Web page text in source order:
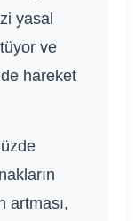
yasal
ve
hareket
artması,